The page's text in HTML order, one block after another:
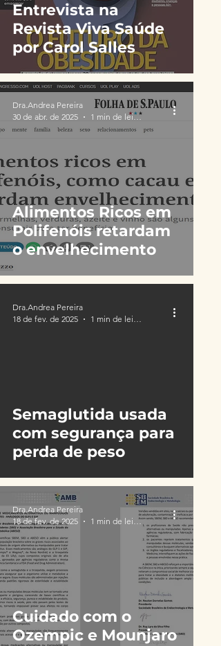
Entrevista na
Revista Viva Saúde
por Carol Salles
Alimentos Ricos em
Polifenóis retardam
o envelhecimento
Dra.Andrea Pereira
30 de abr. de 2025
1 min de leitura
Semaglutida usada
com segurança para
perda de peso
Dra.Andrea Pereira
18 de fev. de 2025
1 min de leitura
Cuidado com o
Ozempic e Mounjaro
Dra.Andrea Pereira
18 de fev. de 2025
1 min de leitura